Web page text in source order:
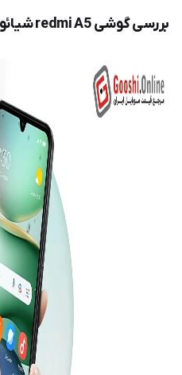
بررسی گوشی redmi A5 شیائومی؛ نمایشگر